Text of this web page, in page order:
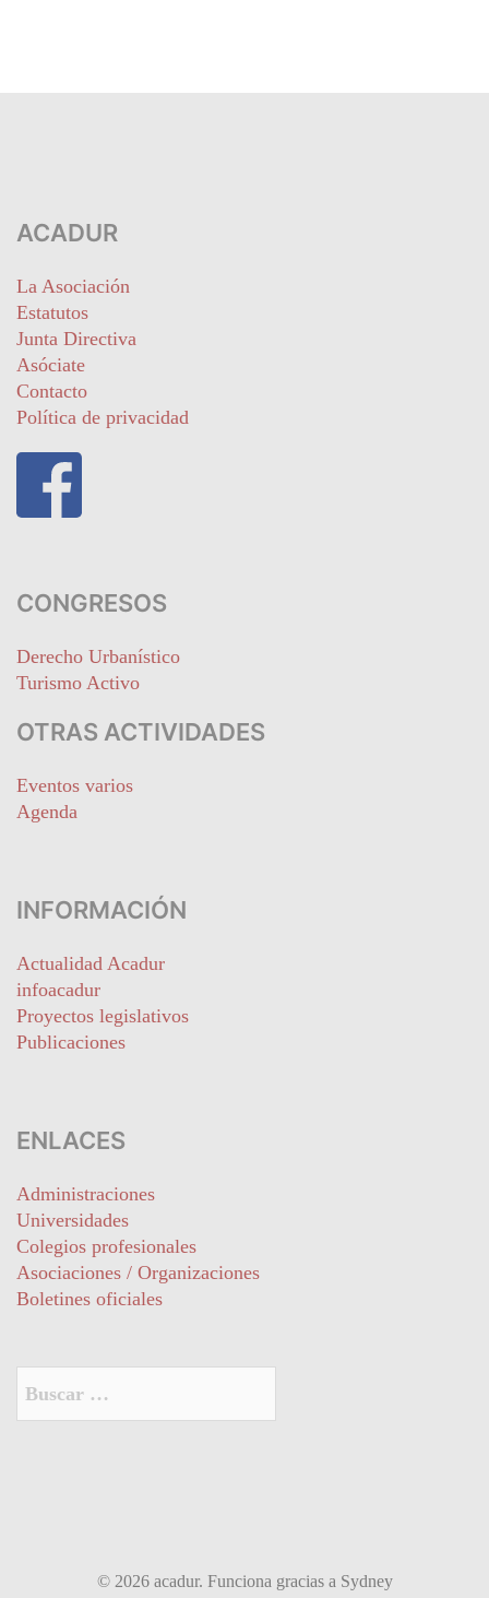
ACADUR
La Asociación
Estatutos
Junta Directiva
Asóciate
Contacto
Política de privacidad
CONGRESOS
Derecho Urbanístico
Turismo Activo
OTRAS ACTIVIDADES
Eventos varios
Agenda
INFORMACIÓN
Actualidad Acadur
infoacadur
Proyectos legislativos
Publicaciones
ENLACES
Administraciones
Universidades
Colegios profesionales
Asociaciones / Organizaciones
Boletines oficiales
© 2026 acadur. Funciona gracias a Sydney